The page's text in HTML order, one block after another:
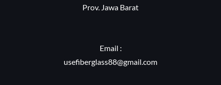
Prov. Jawa Barat
Email :
usefiberglass88@gmail.com